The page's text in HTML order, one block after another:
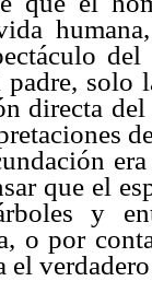
solo
directa
que el
y
o por
el